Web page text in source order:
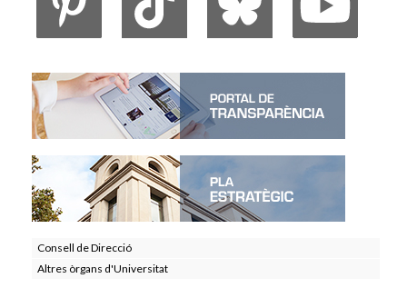
Consell de Direcció
Altres òrgans d'Universitat